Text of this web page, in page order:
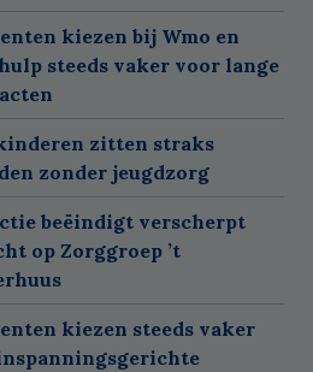
kiezen bij Wmo en
steeds vaker voor lange
zitten straks
zonder jeugdzorg
beëindigt verscherpt
op Zorggroep ’t
kiezen steeds vaker